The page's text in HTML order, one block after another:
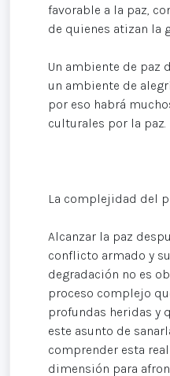
favorable a la paz,
de quienes atizan la
Un ambiente de paz
un ambiente de
por eso habrá
culturales por la paz.
La complejidad del
Alcanzar la paz
conflicto armado y
degradación no es
proceso complejo
profundas heridas y
este asunto de
comprender esta
dimensión para